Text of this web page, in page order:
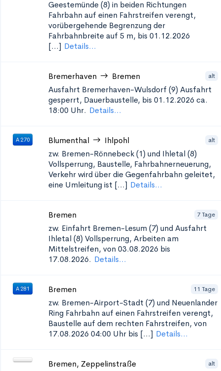
Geestemünde (8) in beiden Richtungen
Fahrbahn auf einen Fahrstreifen verengt,
vorübergehende Begrenzung der
Fahrbahnbreite auf 5 m, bis 01.12.2026
[...] Details...
Bremerhaven Bremen alt
Ausfahrt Bremerhaven-Wulsdorf (9) Ausfahrt
gesperrt, Dauerbaustelle, bis 01.12.2026 ca.
18:00 Uhr. Details...
A 270 Blumenthal Ihlpohl alt
zw. Bremen-Rönnebeck (1) und Ihletal (8)
Vollsperrung, Baustelle, Fahrbahnerneuerung,
Verkehr wird über die Gegenfahrbahn geleitet,
eine Umleitung ist [...] Details...
Bremen 7 Tage
zw. Einfahrt Bremen-Lesum (7) und Ausfahrt
Ihletal (8) Vollsperrung, Arbeiten am
Mittelstreifen, von 03.08.2026 bis
17.08.2026. Details...
A 281 Bremen 11 Tage
zw. Bremen-Airport-Stadt (7) und Neuenlander
Ring Fahrbahn auf einen Fahrstreifen verengt,
Baustelle auf dem rechten Fahrstreifen, von
17.08.2026 04:00 Uhr bis [...] Details...
Bremen, Zeppelinstraße alt